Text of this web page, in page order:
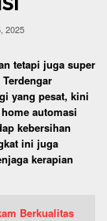
2025
tetapi juga super
yang pesat, kini
automasi
kebersihan
ini juga
kerapian
Berkualitas